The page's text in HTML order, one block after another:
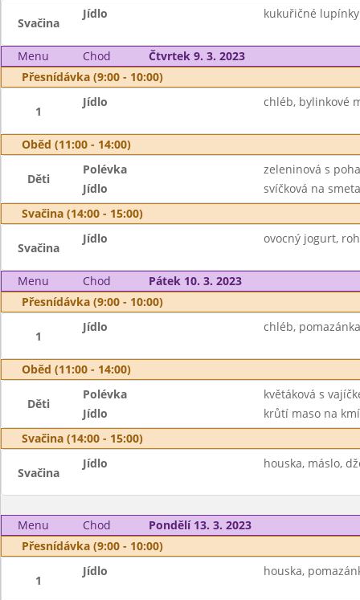
Svačina
Jídlo kukuřičné
Menu Chod
Čtvrtek 9. 3. 2023
Přesnídávka (9:00 - 10:00)
1
Jídlo chléb, bylinkové
Oběd (11:00 - 14:00)
Děti
Polévka
zeleninová s
Jídlo
svíčková na
Svačina (14:00 - 15:00)
Svačina
Jídlo ovocný jogurt,
Menu Chod
Pátek 10. 3. 2023
Přesnídávka (9:00 - 10:00)
1
Jídlo chléb,
Oběd (11:00 - 14:00)
Děti
Polévka
květáková s
Jídlo
krůtí maso na
Svačina (14:00 - 15:00)
Svačina
Jídlo houska, máslo,
Menu Chod
Pondělí 13. 3. 2023
Přesnídávka (9:00 - 10:00)
1
Jídlo houska,